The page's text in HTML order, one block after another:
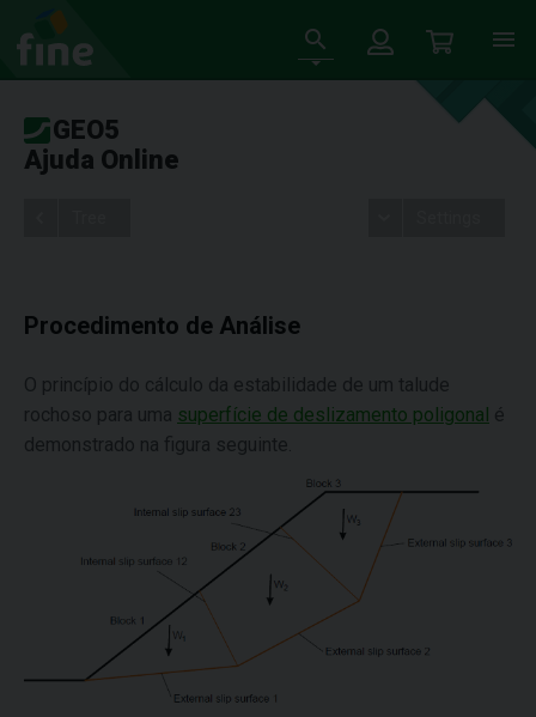
GEO5
Ajuda Online
Procedimento de Análise
O princípio do cálculo da estabilidade de um talude
rochoso para uma superfície de deslizamento poligonal é
demonstrado na figura seguinte.